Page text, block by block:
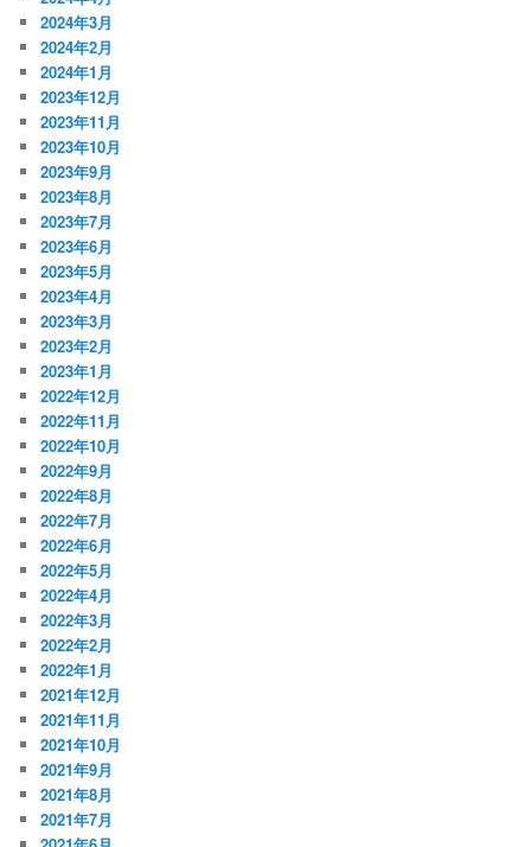
2024年3月
2024年2月
2024年1月
2023年12月
2023年11月
2023年10月
2023年9月
2023年8月
2023年7月
2023年6月
2023年5月
2023年4月
2023年3月
2023年2月
2023年1月
2022年12月
2022年11月
2022年10月
2022年9月
2022年8月
2022年7月
2022年6月
2022年5月
2022年4月
2022年3月
2022年2月
2022年1月
2021年12月
2021年11月
2021年10月
2021年9月
2021年8月
2021年7月